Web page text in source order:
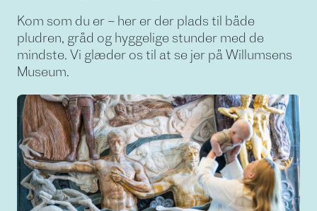
Kom som du er – her er der plads til både
pludren, gråd og hyggelige stunder med de
mindste. Vi glæder os til at se jer på Willumsens
Museum.